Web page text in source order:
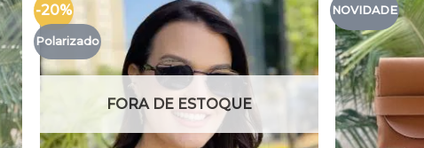
-20%
Polarizado
FORA DE ESTOQUE
NOVIDADE